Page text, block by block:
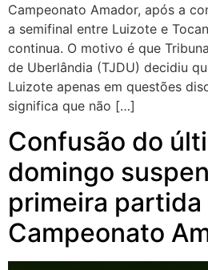
Campeonato Amador, após a
a semifinal entre Luizote e
continua. O motivo é que
de Uberlândia (TJDU) decidiu
Luizote apenas em questões
significa que não […]
Confusão do
domingo
primeira
Campeonato